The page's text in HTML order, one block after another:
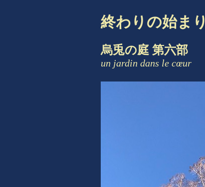
終わりの始まり
烏兎の庭 第六部
un jardin dans le cœur